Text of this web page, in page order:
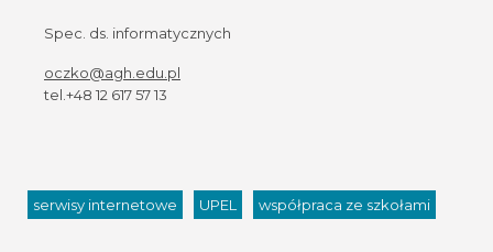
serwisy internetowe UPEL współpraca ze szkołami
Spec. ds. informatycznych
oczko@agh.edu.pl
tel.+48 12 617 57 13